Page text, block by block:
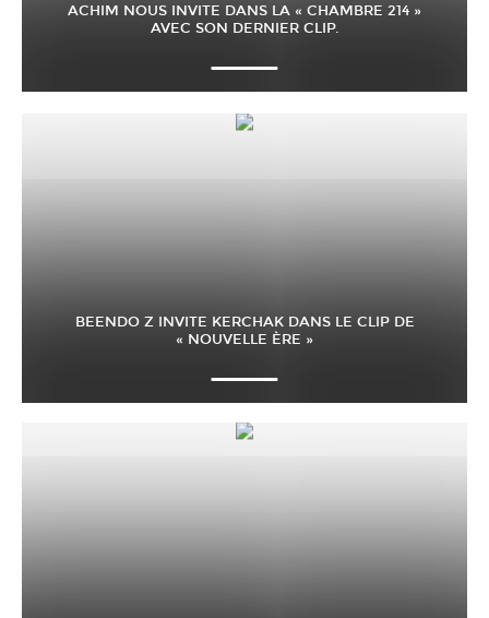
ACHIM NOUS INVITE DANS LA « CHAMBRE 214 »
AVEC SON DERNIER CLIP.
BEENDO Z INVITE KERCHAK DANS LE CLIP DE
« NOUVELLE ÈRE »